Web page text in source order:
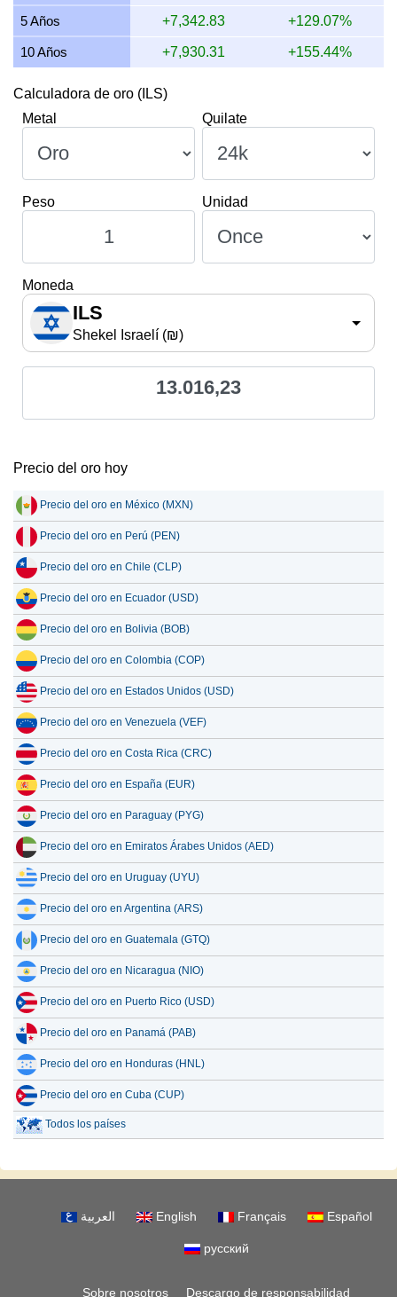
5 Años +7,342.83 +129.07%
10 Años +7,930.31 +155.44%
Calculadora de oro (ILS)
Metal
Quilate
Peso Unidad
Moneda
ILS
Shekel Israelí (₪)
13.016,23
Precio del oro hoy
Precio del oro en México (MXN)
Precio del oro en Perú (PEN)
Precio del oro en Chile (CLP)
Precio del oro en Ecuador (USD)
Precio del oro en Bolivia (BOB)
Precio del oro en Colombia (COP)
Precio del oro en Estados Unidos (USD)
Precio del oro en Venezuela (VEF)
Precio del oro en Costa Rica (CRC)
Precio del oro en España (EUR)
Precio del oro en Paraguay (PYG)
Precio del oro en Emiratos Árabes Unidos (AED)
Precio del oro en Uruguay (UYU)
Precio del oro en Argentina (ARS)
Precio del oro en Guatemala (GTQ)
Precio del oro en Nicaragua (NIO)
Precio del oro en Puerto Rico (USD)
Precio del oro en Panamá (PAB)
Precio del oro en Honduras (HNL)
Precio del oro en Cuba (CUP)
Todos los países
العربية English Français Español
русский
Sobre nosotros Descargo de responsabilidad